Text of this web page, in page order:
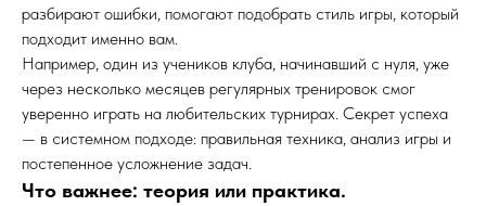
разбирают ошибки, помогают подобрать стиль игры, который
подходит именно вам.
Например, один из учеников клуба, начинавший с нуля, уже
через несколько месяцев регулярных тренировок смог
уверенно играть на любительских турнирах. Секрет успеха
— в системном подходе: правильная техника, анализ игры и
постепенное усложнение задач.
Что важнее: теория или практика.